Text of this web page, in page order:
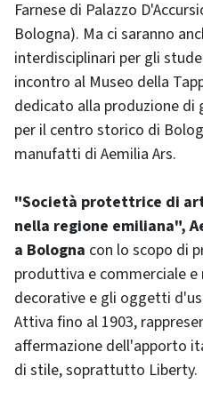
Farnese di Palazzo
Bologna). Ma ci saranno
interdisciplinari per gli
incontro al Museo della
dedicato alla produzione di
per il centro storico di
manufatti di Aemilia Ars.
"Società protettrice di
nella regione emiliana",
a Bologna con lo scopo di
produttiva e commerciale
decorative e gli oggetti
Attiva fino al 1903,
affermazione dell'apporto
di stile, soprattutto Liberty.